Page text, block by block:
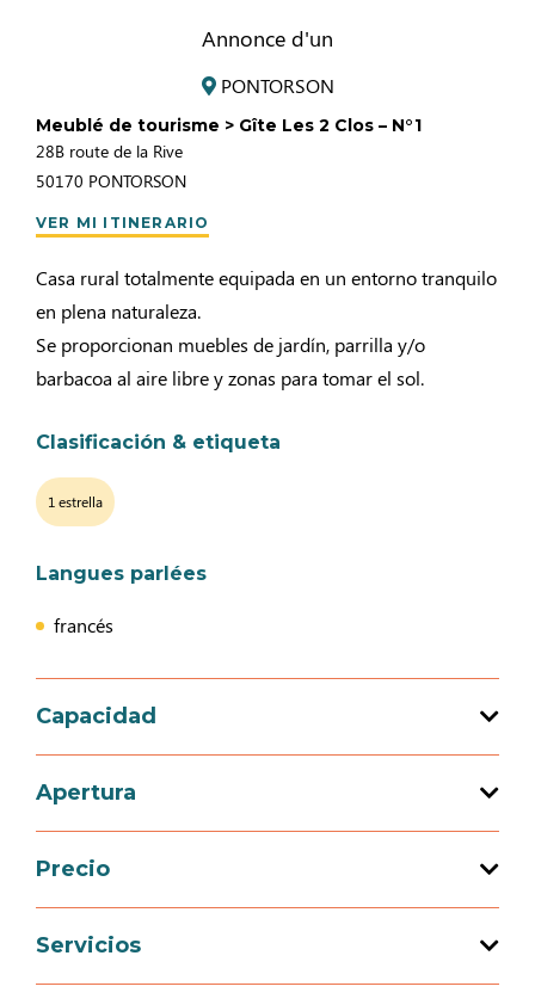
Annonce d'un
PONTORSON
Meublé de tourisme > Gîte Les 2 Clos – N°1
28B route de la Rive
50170 PONTORSON
VER MI ITINERARIO
Casa rural totalmente equipada en un entorno tranquilo
en plena naturaleza.
Se proporcionan muebles de jardín, parrilla y/o
barbacoa al aire libre y zonas para tomar el sol.
Clasificación & etiqueta
1 estrella
Langues parlées
francés
Capacidad
Capacidad de acogida total : 4 persona(s)
Apertura
Apertura del 01 enero 2026 al 31 diciembre
2026
Precio
Servicios